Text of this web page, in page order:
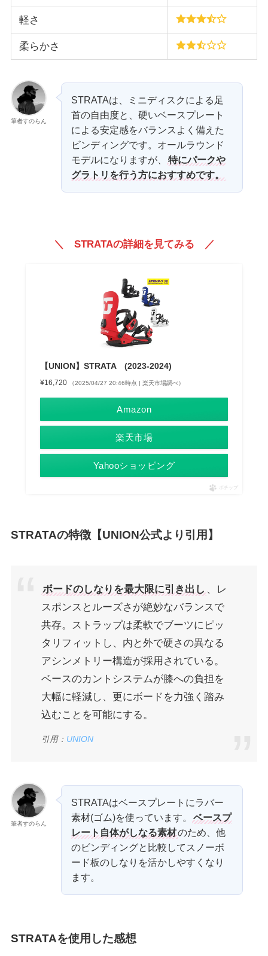
軽さ
柔らかさ
筆者すのらん
STRATAは、ミニディスクによる足
首の自由度と、硬いベースプレート
による安定感をバランスよく備えた
ビンディングです。オールラウンド
モデルになりますが、
特にパークや
グラトリを行う方におすすめです。
＼ STRATAの詳細を見てみる ／
【UNION】STRATA (2023-2024)
¥16,720 （2025/04/27 20:46時点 | 楽天市場調べ）
Amazon
楽天市場
Yahooショッピング
ポチップ
STRATAの特徴【UNION公式より引用】
ボードのしなりを最大限に引き出し 、レ
スポンスとルーズさが絶妙なバランスで
共存。ストラップは柔軟でブーツにピッ
タリフィットし、内と外で硬さの異なる
アシンメトリー構造が採用されている。
ベースのカントシステムが膝への負担を
大幅に軽減し、更にボードを力強く踏み
込むことを可能にする。
引用： UNION
筆者すのらん
STRATAはベースプレートにラバー
素材(ゴム)を使っています。
ベースプ
レート自体がしなる素材のため、他
のビンディングと比較してスノーボ
ード板のしなりを活かしやすくなり
ます。
STRATAを使用した感想